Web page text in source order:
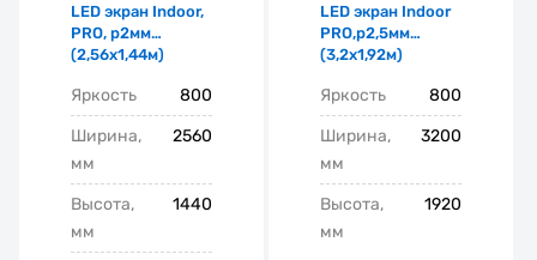
LED экран Indoor,
PRO, p2мм
(2,56х1,44м)
Яркость
800
Ширина,
мм
2560
Высота,
мм
1440
LED экран Indoor
PRO,p2,5мм
(3,2х1,92м)
Яркость
800
Ширина,
мм
3200
Высота,
мм
1920